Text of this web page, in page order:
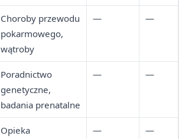
Choroby przewodu
pokarmowego,
wątroby
— —
Poradnictwo
genetyczne,
badania prenatalne
— —
Opieka
— —